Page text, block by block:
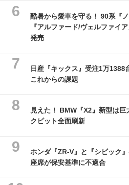
酷暑から愛車を守る！ 90系『
『アルファード/ヴェルファイ
発売
日産『キックス』受注1万
これからの課題
見えた！ BMW『X2』新型は
クピット全面刷新
ホンダ『ZR-V』と『シビック
座席が保安基準に不適合